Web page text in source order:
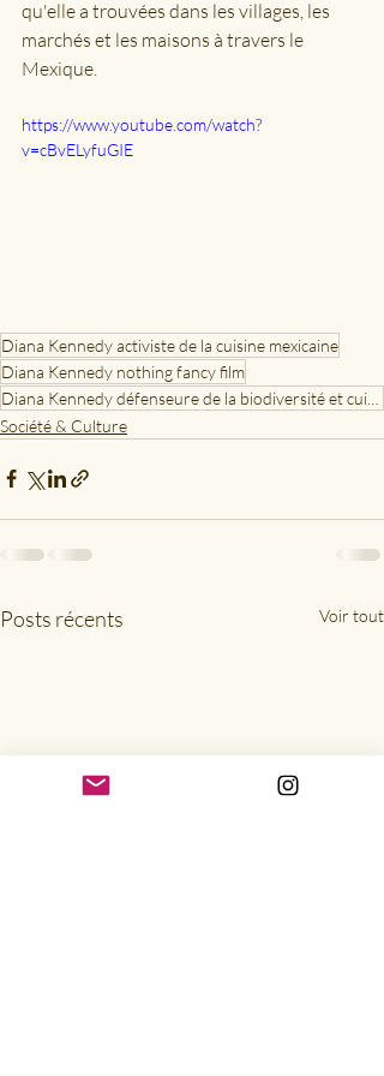
qu'elle a trouvées dans les villages, les
marchés et les maisons à travers le
Mexique.
https://www.youtube.com/watch?
v=cBvELyfuGIE
Diana Kennedy activiste de la cuisine mexicaine
Diana Kennedy nothing fancy film
Société & Culture
Posts récents Voir tout